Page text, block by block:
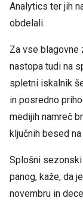
Analytics ter jih
obdelali.
Za vse blagovne
nastopa tudi na
spletni iskalnik
in posredno
medijih namreč
ključnih besed
Splošni sezonski
panog, kaže, da
novembru in